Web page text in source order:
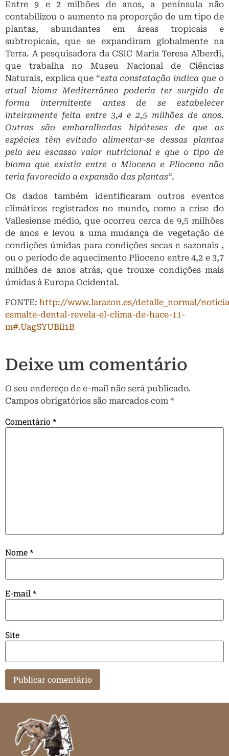
Entre 9 e 2 milhões de anos, a península não
contabilizou o aumento na proporção de um tipo de
plantas, abundantes em áreas tropicais e
subtropicais, que se expandiram globalmente na
Terra. A pesquisadora da CSIC Maria Teresa Alberdi,
que trabalha no Museu Nacional de Ciências
Naturais, explica que “esta constatação indica que o
atual bioma Mediterrâneo poderia ter surgido de
forma intermitente antes de se estabelecer
inteiramente feita entre 3,4 e 2,5 milhões de anos.
Outras são embaralhadas hipóteses de que as
espécies têm evitado alimentar-se dessas plantas
pelo seu escasso valor nutricional e que o tipo de
bioma que existia entre o Mioceno e Plioceno não
teria favorecido a expansão das plantas“.
Os dados também identificaram outros eventos
climáticos registrados no mundo, como a crise do
Vallesiense médio, que ocorreu cerca de 9,5 milhões
de anos e levou a uma mudança de vegetação de
condições úmidas para condições secas e sazonais ,
ou o período de aquecimento Plioceno entre 4,2 e 3,7
milhões de anos atrás, que trouxe condições mais
úmidas à Europa Ocidental.
FONTE: http://www.larazon.es/detalle_normal/
esmalte-dental-revela-el-clima-de-hace-11-
m#.UagSYUBll1B
Deixe um comentário
O seu endereço de e-mail não será publicado.
Campos obrigatórios são marcados com *
Comentário*
Nome*
E-mail*
Site